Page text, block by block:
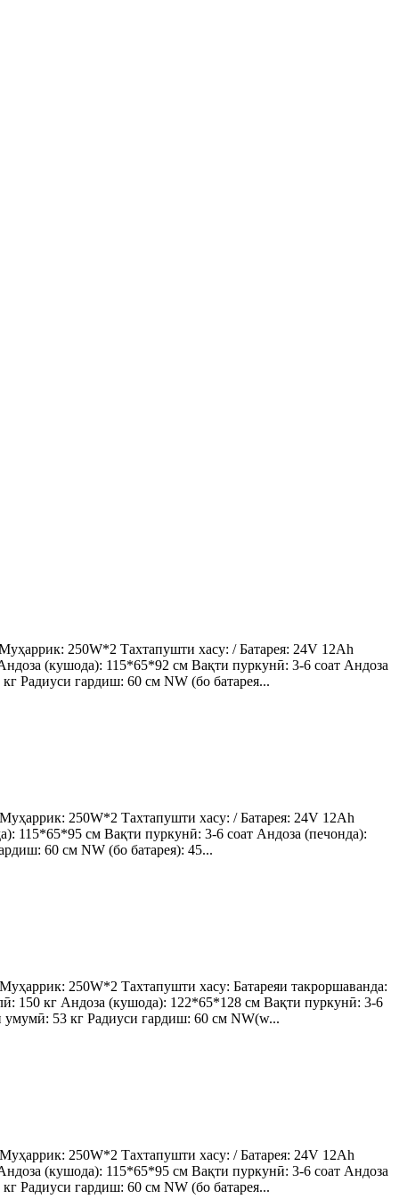
250W*2 Тахтапушти хасу: / Батарея: 24V 12Ah
(кушода): 115*65*92 см Вақти пуркунӣ: 3-6 соат Андоза
Радиуси гардиш: 60 см NW (бо батарея...
250W*2 Тахтапушти хасу: / Батарея: 24V 12Ah
115*65*95 см Вақти пуркунӣ: 3-6 соат Андоза (печонда):
60 см NW (бо батарея): 45...
250W*2 Тахтапушти хасу: Батареяи такроршаванда:
150 кг Андоза (кушода): 122*65*128 см Вақти пуркунӣ: 3-6
53 кг Радиуси гардиш: 60 см NW(w...
250W*2 Тахтапушти хасу: / Батарея: 24V 12Ah
(кушода): 115*65*95 см Вақти пуркунӣ: 3-6 соат Андоза
Радиуси гардиш: 60 см NW (бо батарея...